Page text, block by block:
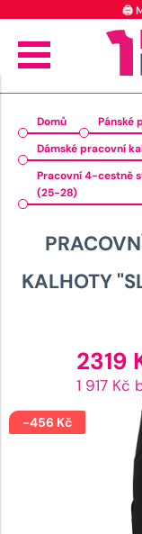
⭐
Domů Pánské
Dámské pracovní
Pracovní 4-cestně
(25-28)
KALHOTY
2319
1 917 Kč
-456 Kč